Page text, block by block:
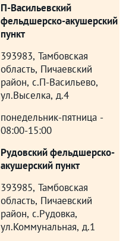
П-Васильевский
фельдшерско-акушерский
пункт
393983, Тамбовская
область, Пичаевский
район, с.П-Васильево,
ул.Выселка, д.4
понедельник-пятница -
08:00-15:00
Рудовский фельдшерско-
акушерский пункт
393985, Тамбовская
область, Пичаевский
район, с.Рудовка,
ул.Коммунальная, д.1